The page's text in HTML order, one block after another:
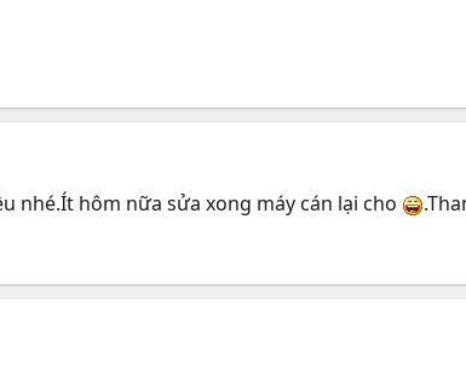
nhé.Ít hôm nữa sửa xong máy cán lại cho